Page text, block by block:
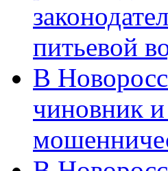
питьевой
В
чиновник